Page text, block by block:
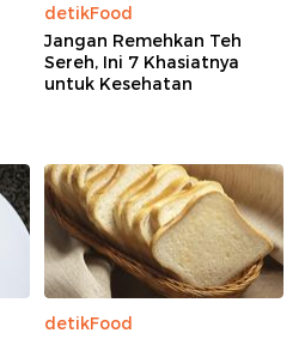
detikFood
Jangan Remehkan Teh
Sereh, Ini 7 Khasiatnya
untuk Kesehatan
detikFood